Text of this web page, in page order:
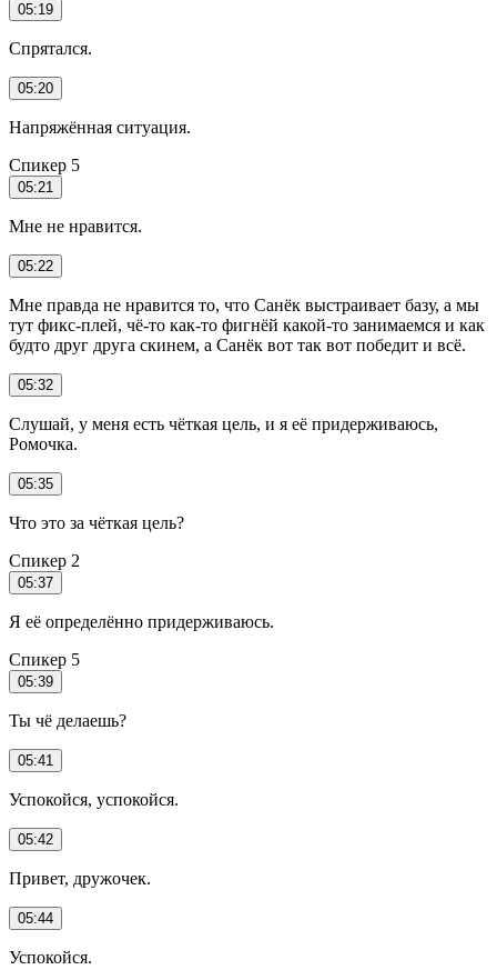
05:19
Спрятался.
05:20
Напряжённая ситуация.
Спикер 5
05:21
Мне не нравится.
05:22
Мне правда не нравится то, что Санёк выстраивает базу, а мы
тут фикс-плей, чё-то как-то фигнёй какой-то занимаемся и как
будто друг друга скинем, а Санёк вот так вот победит и всё.
05:32
Слушай, у меня есть чёткая цель, и я её придерживаюсь,
Ромочка.
05:35
Что это за чёткая цель?
Спикер 2
05:37
Я её определённо придерживаюсь.
Спикер 5
05:39
Ты чё делаешь?
05:41
Успокойся, успокойся.
05:42
Привет, дружочек.
05:44
Успокойся.